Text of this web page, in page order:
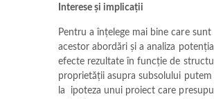
Interese și implicații
Pentru a înțelege mai bine care sunt
acestor abordări și a analiza
efecte rezultate în funcție de
proprietății asupra subsolului
la ipoteza unui proiect care